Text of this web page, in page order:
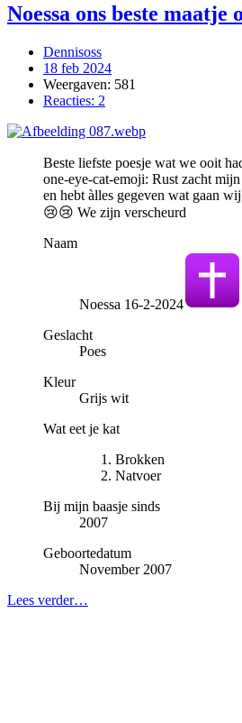
Noessa ons beste maatje
Dennisoss
18 feb 2024
Weergaven: 581
Reacties: 2
Beste liefste poesje wat we ooit
one-eye-cat-emoji: Rust zacht
en hebt àlles gegeven wat gaan
😢😢 We zijn verscheurd
Naam
Noessa 16-2-2024
Geslacht
Poes
Kleur
Grijs wit
Wat eet je kat
Brokken
Natvoer
Bij mijn baasje sinds
2007
Geboortedatum
November 2007
Lees verder…